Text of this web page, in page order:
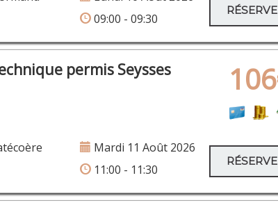
09:00 - 09:30
permis Seysses
Mardi 11 Août 2026
11:00 - 11:30